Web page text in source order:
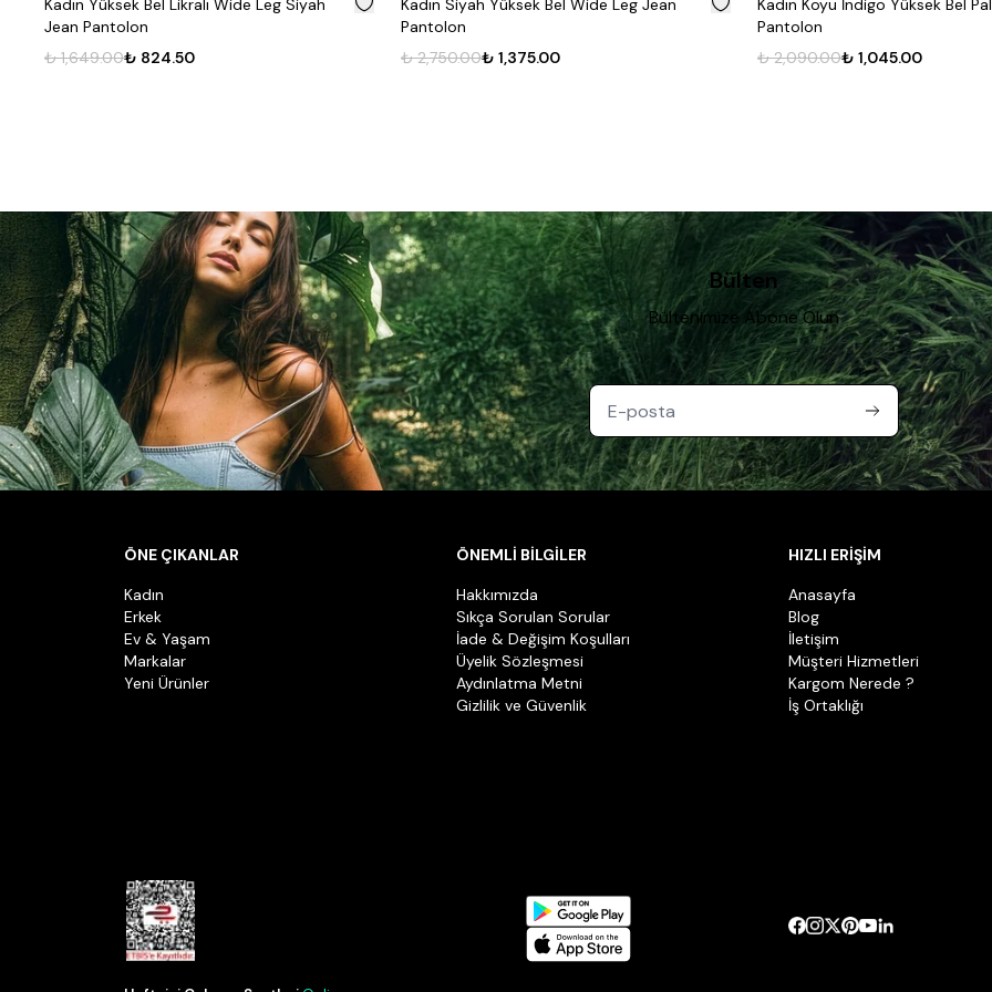
Kadın Yüksek Bel Likralı Wide Leg Siyah
Jean Pantolon
₺ 1,649.00₺ 824.50
Kadın Siyah Yüksek Bel Wide Leg Jean
Pantolon
₺ 2,750.00₺ 1,375.00
Kadın Koyu İndigo Yüksek Bel
Pantolon
₺ 2,090.00₺ 1,045.00
Bülten
Bültenimize Abone Olun
ÖNE ÇIKANLAR
Kadın
Erkek
Ev & Yaşam
Markalar
Yeni Ürünler
ÖNEMLİ BİLGİLER
Hakkımızda
Sıkça Sorulan Sorular
İade & Değişim Koşulları
Üyelik Sözleşmesi
Aydınlatma Metni
Gizlilik ve Güvenlik
HIZLI ERİŞİM
Anasayfa
Blog
İletişim
Müşteri Hizmetleri
Kargom Nerede ?
İş Ortaklığı